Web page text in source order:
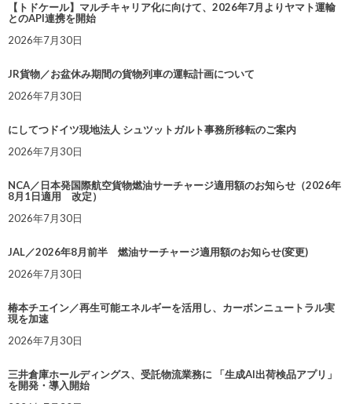
【トドケール】マルチキャリア化に向けて、2026年7月よりヤマト運輸
とのAPI連携を開始
2026年7月30日
JR貨物／お盆休み期間の貨物列車の運転計画について
2026年7月30日
にしてつドイツ現地法人 シュツットガルト事務所移転のご案内
2026年7月30日
NCA／日本発国際航空貨物燃油サーチャージ適用額のお知らせ（2026年
8月1日適用 改定）
2026年7月30日
JAL／2026年8月前半 燃油サーチャージ適用額のお知らせ(変更)
2026年7月30日
椿本チエイン／再生可能エネルギーを活用し、カーボンニュートラル実
現を加速
2026年7月30日
三井倉庫ホールディングス、受託物流業務に 「生成AI出荷検品アプリ」
を開発・導入開始